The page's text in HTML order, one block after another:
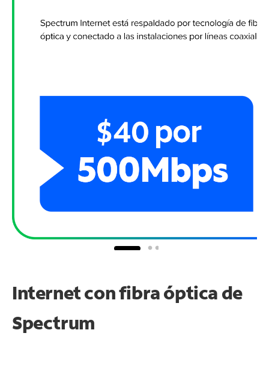
Internet con fibra óptica de
Spectrum